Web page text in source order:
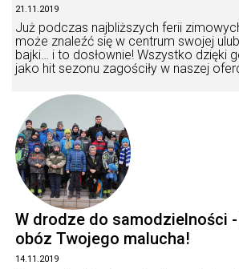
21.11.2019
Już podczas najbliższych ferii
może znaleźć się w centrum swojej
bajki… i to dosłownie! Wszystko dzięki
jako hit sezonu zagościły w naszej
W drodze do samodzielności
obóz Twojego malucha!
14.11.2019